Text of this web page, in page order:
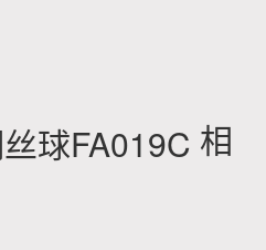
相